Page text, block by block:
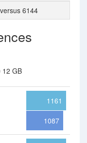
6144
12 GB
1161
1087